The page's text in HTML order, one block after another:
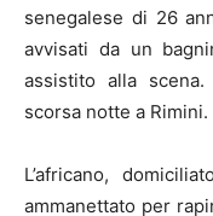
senegalese di 26
avvisati da un
assistito alla
scorsa notte a Rimini.
L’africano,
ammanettato per